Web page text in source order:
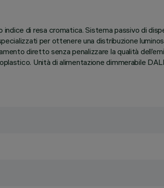
di resa cromatica. Sistema passivo di
per ottenere una distribuzione
diretto senza penalizzare la qualità
Unità di alimentazione dimmerabile